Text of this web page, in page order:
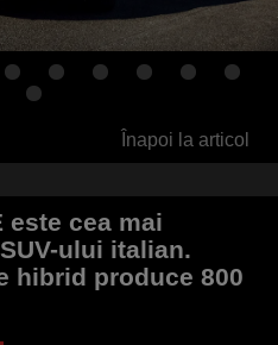
Înapoi la articol
este cea mai
ului italian.
hibrid produce 800